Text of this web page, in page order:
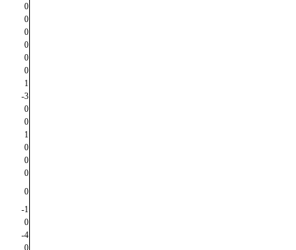
0
0
0
0
0
0
1
-3
0
0
1
0
0
0
0
-1
0
-4
0